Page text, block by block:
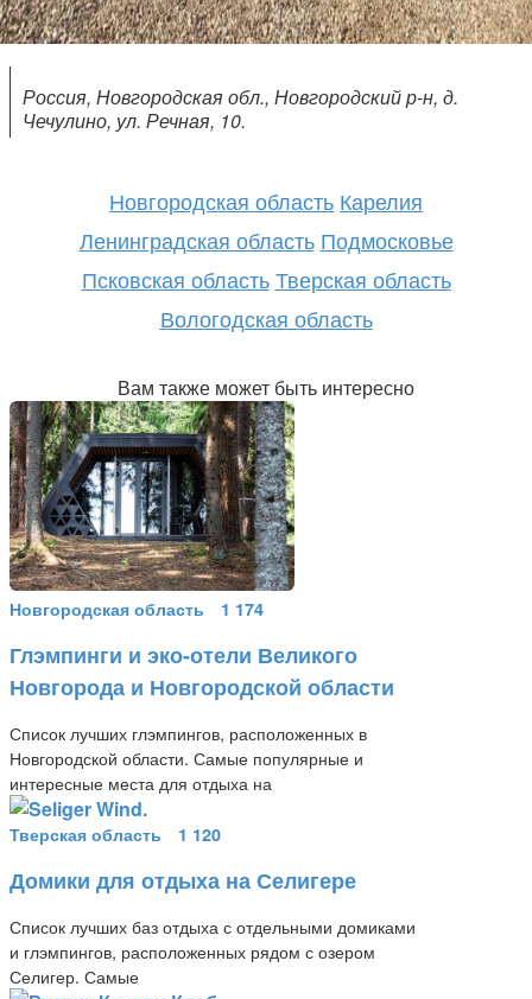
Россия, Новгородская обл., Новгородский р-н, д.
Чечулино, ул. Речная, 10.
Новгородская область Карелия
Ленинградская область Подмосковье
Псковская область Тверская область
Вологодская область
Вам также может быть интересно
Новгородская область 1 174
Глэмпинги и эко-отели Великого
Новгорода и Новгородской области
Список лучших глэмпингов, расположенных в
Новгородской области. Самые популярные и
интересные места для отдыха на
Тверская область 1 120
Домики для отдыха на Селигере
Список лучших баз отдыха с отдельными домиками
и глэмпингов, расположенных рядом с озером
Селигер. Самые